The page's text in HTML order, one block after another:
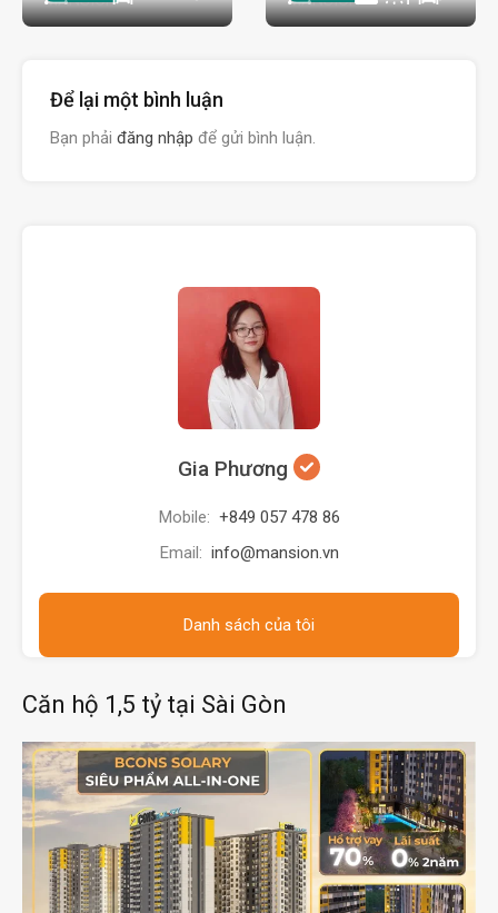
Để lại một bình luận
Bạn phải đăng nhập để gửi bình luận.
Gia Phương
Mobile: +849 057 478 86
Email: info@mansion.vn
Danh sách của tôi
Căn hộ 1,5 tỷ tại Sài Gòn